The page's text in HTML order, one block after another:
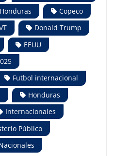
Copeco
Donald Trump
EEUU
Futbol internacional
Honduras
Internacionales
Público